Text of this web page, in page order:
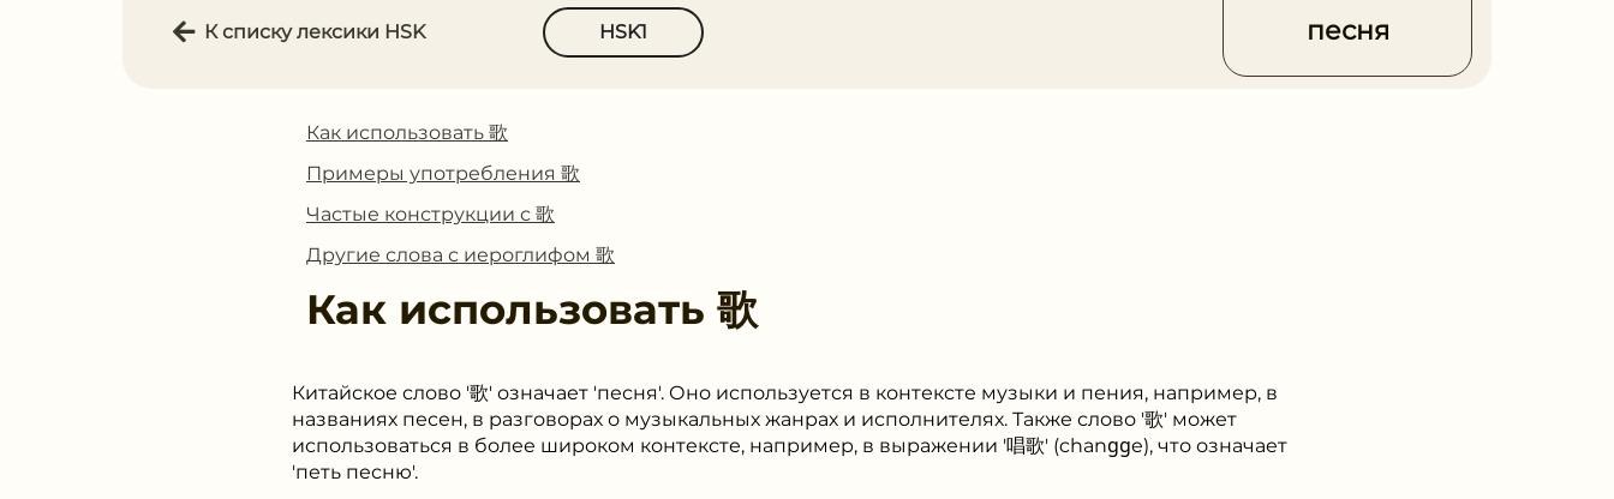
К списку лексики HSK HSK1 песня
Как использовать 歌
Примеры употребления 歌
Частые конструкции с 歌
Другие слова с иероглифом 歌
Как использовать 歌
Китайское слово '歌' означает 'песня'. Оно используется в контексте музыки и пения, например, в
названиях песен, в разговорах о музыкальных жанрах и исполнителях. Также слово '歌' может
использоваться в более широком контексте, например, в выражении '唱歌' (chanɡɡe), что означает
'петь песню'.